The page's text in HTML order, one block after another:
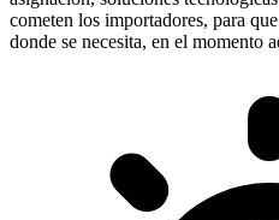
cometen los importadores, para
donde se necesita, en el momento